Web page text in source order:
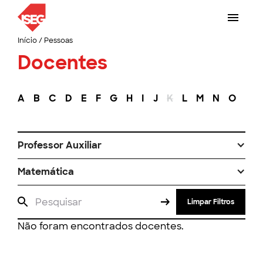
Início/ Pessoas
Docentes
A B C D E F G H I J K L M N O
Professor Auxiliar
Matemática
Limpar Filtros
Não foram encontrados docentes.